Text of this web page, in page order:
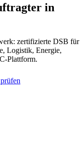
in
zertifizierte DSB für
Logistik, Energie,
Plattform.